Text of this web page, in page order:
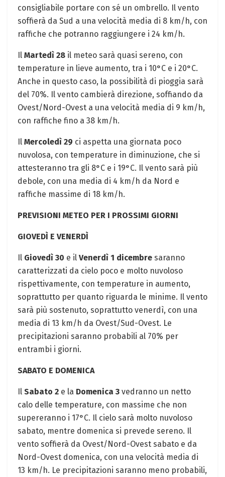
consigliabile portare con sé un ombrello. Il vento
soffierà da Sud a una velocità media di 8 km/h, con
raffiche che potranno raggiungere i 24 km/h.
Il Martedì 28 il meteo sarà quasi sereno, con
temperature in lieve aumento, tra i 10°C e i 20°C.
Anche in questo caso, la possibilità di pioggia sarà
del 70%. Il vento cambierà direzione, soffiando da
Ovest/Nord-Ovest a una velocità media di 9 km/h,
con raffiche fino a 38 km/h.
Il Mercoledì 29 ci aspetta una giornata poco
nuvolosa, con temperature in diminuzione, che si
attesteranno tra gli 8°C e i 19°C. Il vento sarà più
debole, con una media di 4 km/h da Nord e
raffiche massime di 18 km/h.
PREVISIONI METEO PER I PROSSIMI GIORNI
GIOVEDÌ E VENERDÌ
Il Giovedì 30 e il Venerdì 1 dicembre saranno
caratterizzati da cielo poco e molto nuvoloso
rispettivamente, con temperature in aumento,
soprattutto per quanto riguarda le minime. Il vento
sarà più sostenuto, soprattutto venerdì, con una
media di 13 km/h da Ovest/Sud-Ovest. Le
precipitazioni saranno probabili al 70% per
entrambi i giorni.
SABATO E DOMENICA
Il Sabato 2 e la Domenica 3 vedranno un netto
calo delle temperature, con massime che non
supereranno i 17°C. Il cielo sarà molto nuvoloso
sabato, mentre domenica si prevede sereno. Il
vento soffierà da Ovest/Nord-Ovest sabato e da
Nord-Ovest domenica, con una velocità media di
13 km/h. Le precipitazioni saranno meno probabili,